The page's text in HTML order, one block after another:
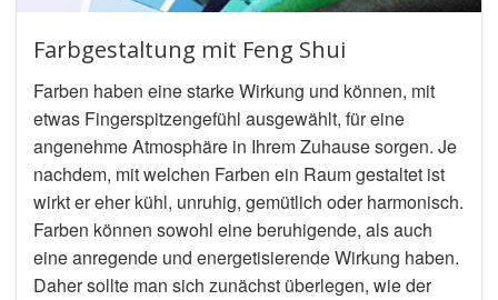
Farbgestaltung mit Feng Shui
Farben haben eine starke Wirkung und können, mit
etwas Fingerspitzengefühl ausgewählt, für eine
angenehme Atmosphäre in Ihrem Zuhause sorgen. Je
nachdem, mit welchen Farben ein Raum gestaltet ist
wirkt er eher kühl, unruhig, gemütlich oder harmonisch.
Farben können sowohl eine beruhigende, als auch
eine anregende und energetisierende Wirkung haben.
Daher sollte man sich zunächst überlegen, wie der